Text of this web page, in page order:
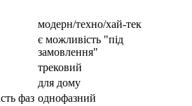
модерн/техно/хай-тек
є можливість "під
замовлення"
трековий
для дому
фаз однофазний